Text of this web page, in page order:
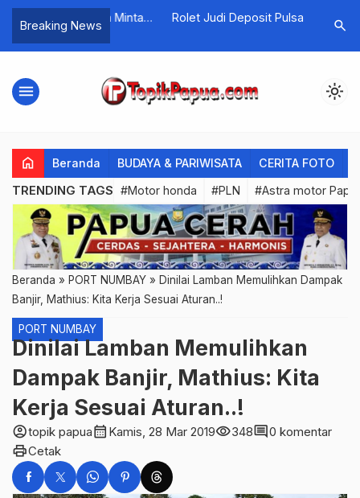
Breaking News
Kasus
Rolet Judi Deposit Pulsa search
menu light_mode
home Beranda BUDAYA & PARIWISATA CERITA FOTO
TRENDING TAGS #Motor honda #PLN #Astra motor
Beranda » PORT NUMBAY » Dinilai Lamban Memulihkan Dampak
Banjir, Mathius: Kita Kerja Sesuai Aturan..!
PORT NUMBAY
Dinilai Lamban Memulihkan
Dampak Banjir, Mathius: Kita
Kerja Sesuai Aturan..!
account_circletopik papuacalendar_month Kamis, 28 Mar 2019visibility348comment0 komentar
printCetak